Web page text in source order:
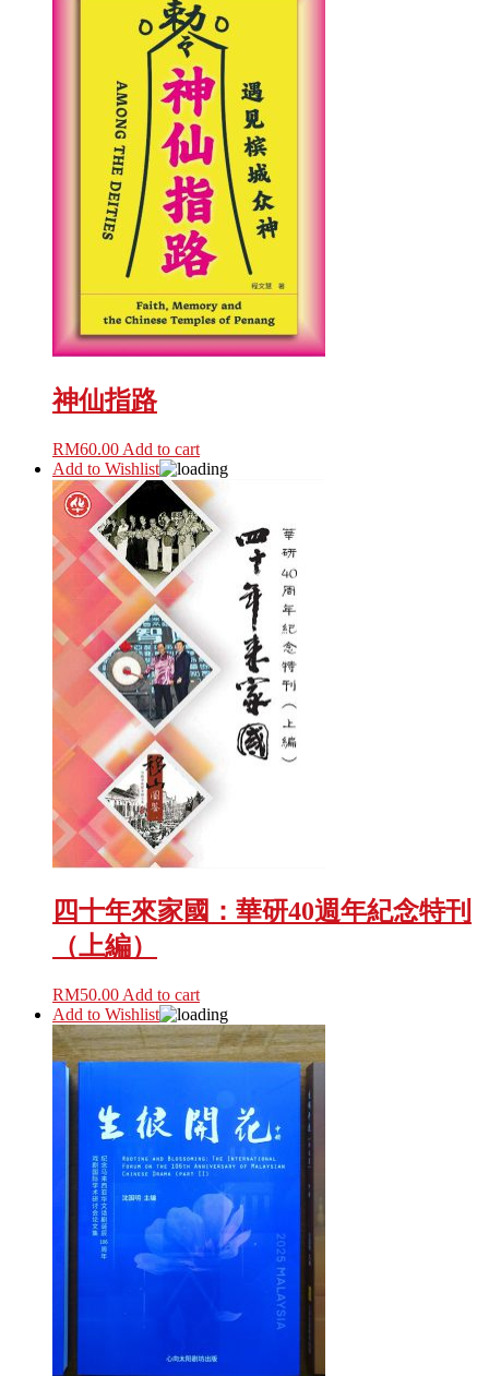
神仙指路
RM60.00 Add to cart
Add to Wishlist
四十年來家國：華研40週年紀念特刊
（上編）
RM50.00 Add to cart
Add to Wishlist